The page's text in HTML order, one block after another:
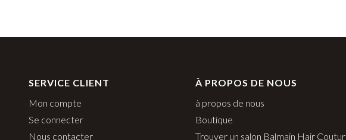
SERVICE CLIENT
Mon compte
Se connecter
Nous contacter
À PROPOS DE NOUS
à propos de nous
Boutique
Trouver un salon Balmain Hair